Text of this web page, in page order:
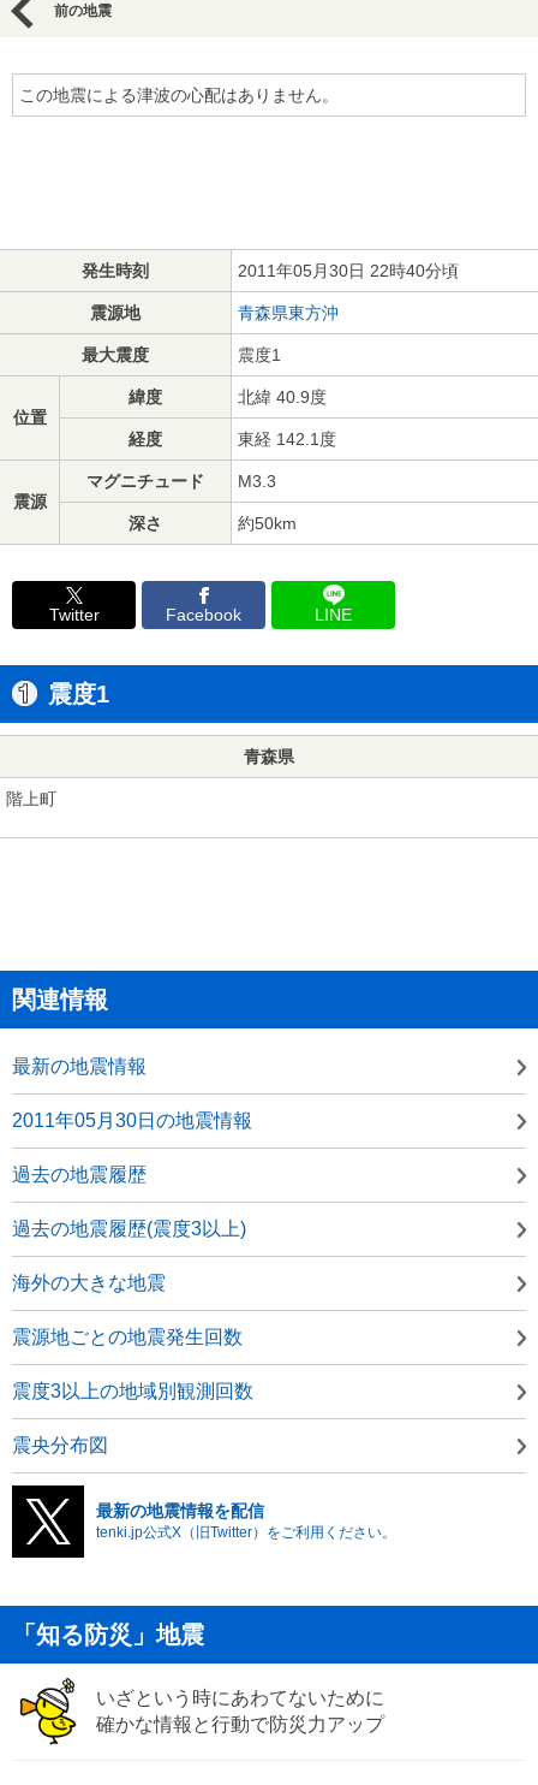
前の地震
この地震による津波の心配はありません。
発生時刻 2011年05月30日 22時40分頃
震源地 青森県東方沖
最大震度 震度1
位置
緯度 北緯 40.9度
経度 東経 142.1度
震源
マグニチュード M3.3
深さ 約50km
Twitter Facebook LINE
震度1
青森県
階上町
関連情報
最新の地震情報
2011年05月30日の地震情報
過去の地震履歴
過去の地震履歴(震度3以上)
海外の大きな地震
震源地ごとの地震発生回数
震度3以上の地域別観測回数
震央分布図
最新の地震情報を配信
tenki.jp公式X（旧Twitter）をご利用ください。
「知る防災」地震
いざという時にあわてないために
確かな情報と行動で防災力アップ